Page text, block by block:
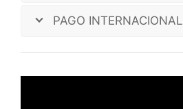
PAGO INTERNACIONAL